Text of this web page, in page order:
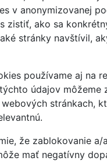
v anonymizovanej
zistiť, ako sa
stránky navštívil,
používame aj na
údajov môžeme
stránkach,
že zablokovanie a/
mať negatívny